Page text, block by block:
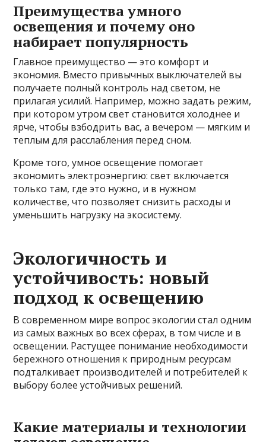
Преимущества умного
освещения и почему оно
набирает популярность
Главное преимущество — это комфорт и
экономия. Вместо привычных выключателей вы
получаете полный контроль над светом, не
прилагая усилий. Например, можно задать режим,
при котором утром свет становится холоднее и
ярче, чтобы взбодрить вас, а вечером — мягким и
теплым для расслабления перед сном.
Кроме того, умное освещение помогает
экономить электроэнергию: свет включается
только там, где это нужно, и в нужном
количестве, что позволяет снизить расходы и
уменьшить нагрузку на экосистему.
Экологичность и
устойчивость: новый
подход к освещению
В современном мире вопрос экологии стал одним
из самых важных во всех сферах, в том числе и в
освещении. Растущее понимание необходимости
бережного отношения к природным ресурсам
подталкивает производителей и потребителей к
выбору более устойчивых решений.
Какие материалы и технологии